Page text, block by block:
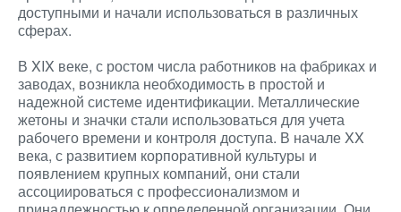
доступными и начали использоваться в различных
сферах.
В XIX веке, с ростом числа работников на фабриках и
заводах, возникла необходимость в простой и
надежной системе идентификации. Металлические
жетоны и значки стали использоваться для учета
рабочего времени и контроля доступа. В начале XX
века, с развитием корпоративной культуры и
появлением крупных компаний, они стали
ассоциироваться с профессионализмом и